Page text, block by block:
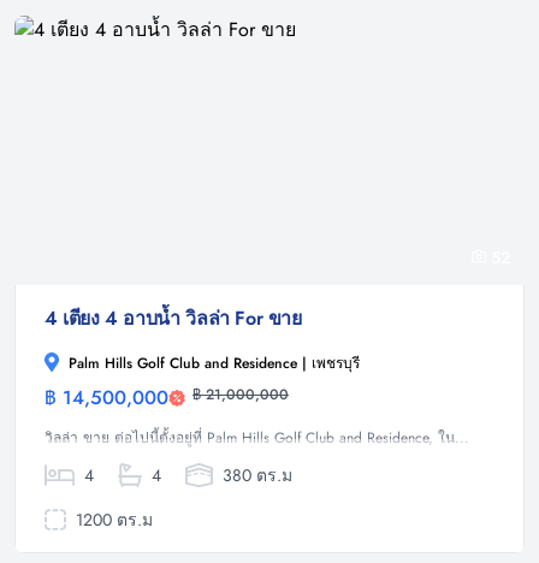
4 เตียง 4 อาบน้ำ วิลล่า For ขาย
Palm Hills Golf Club and Residence | เพชรบุรี
฿ 14,500,000 ฿ 21,000,000
วิลล่า ขาย ต่อไปนี้ตั้งอยู่ที่ Palm Hills Golf Club and Residence, ใน...
4 4
380 ตร.ม
1200 ตร.ม